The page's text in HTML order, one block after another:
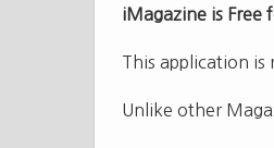
iMagazine is Free
This application
Unlike other